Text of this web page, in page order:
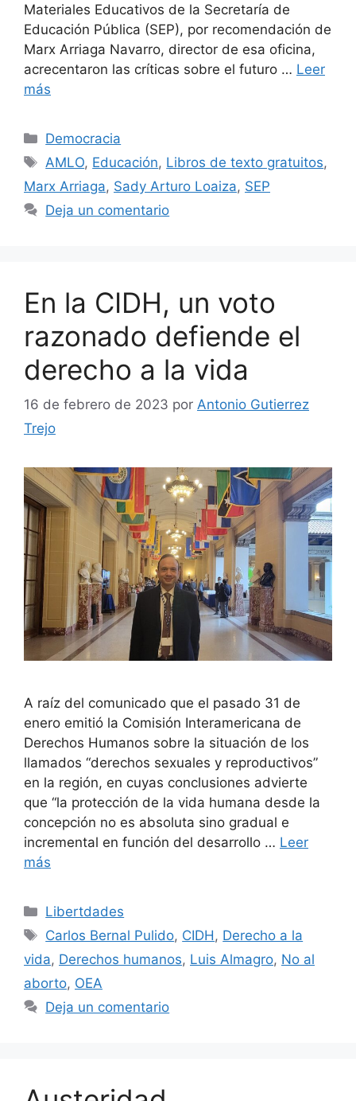
Materiales Educativos de la Secretaría de
Educación Pública (SEP), por recomendación de
Marx Arriaga Navarro, director de esa oficina,
acrecentaron las críticas sobre el futuro … Leer
más
Democracia
AMLO, Educación, Libros de texto gratuitos,
Marx Arriaga, Sady Arturo Loaiza, SEP
Deja un comentario
En la CIDH, un voto
razonado defiende el
derecho a la vida
16 de febrero de 2023 por Antonio Gutierrez
Trejo
A raíz del comunicado que el pasado 31 de
enero emitió la Comisión Interamericana de
Derechos Humanos sobre la situación de los
llamados “derechos sexuales y reproductivos”
en la región, en cuyas conclusiones advierte
que “la protección de la vida humana desde la
concepción no es absoluta sino gradual e
incremental en función del desarrollo … Leer
más
Libertdades
Carlos Bernal Pulido, CIDH , Derecho a la
vida, Derechos humanos, Luis Almagro, No al
aborto, OEA
Deja un comentario